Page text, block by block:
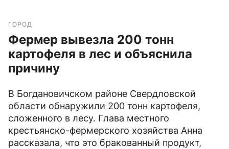
ГОРОД
Фермер вывезла 200 тонн
картофеля в лес и объяснила
причину
В Богдановичском районе Свердловской
области обнаружили 200 тонн картофеля,
сложенного в лесу. Глава местного
крестьянско-фермерского хозяйства Анна
рассказала, что это бракованный продукт,